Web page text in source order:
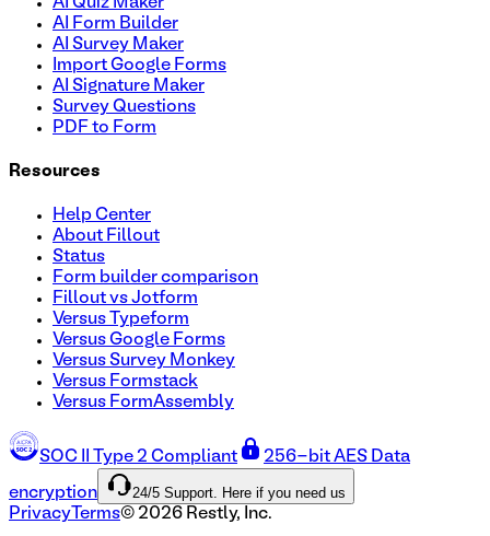
AI Form Builder
AI Survey Maker
Import Google Forms
AI Signature Maker
Survey Questions
PDF to Form
Resources
Help Center
About Fillout
Status
Form builder comparison
Fillout vs Jotform
Versus Typeform
Versus Google Forms
Versus Survey Monkey
Versus Formstack
Versus FormAssembly
SOC II Type 2 Compliant 256-bit AES Data
encryption 24/5 Support. Here if you need us
Privacy Terms© 2026 Restly, Inc.